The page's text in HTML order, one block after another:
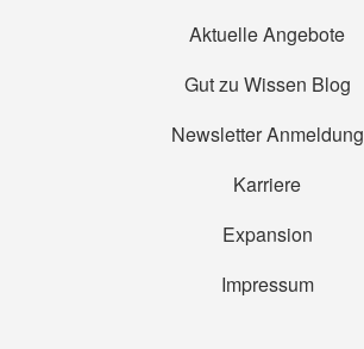
Aktuelle Angebote
Gut zu Wissen Blog
Newsletter Anmeldung
Karriere
Expansion
Impressum